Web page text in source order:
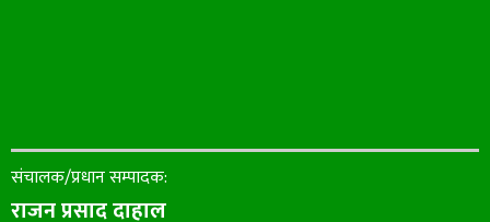
संचालक/प्रधान सम्पादक:
राजन प्रसाद दाहाल